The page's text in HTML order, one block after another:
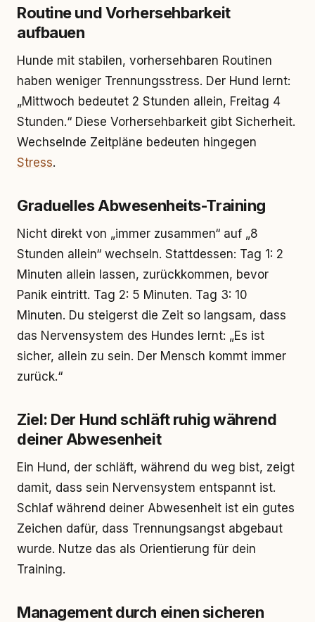
Routine und Vorhersehbarkeit
aufbauen
Hunde mit stabilen, vorhersehbaren Routinen
haben weniger Trennungsstress. Der Hund lernt:
„Mittwoch bedeutet 2 Stunden allein, Freitag 4
Stunden.“ Diese Vorhersehbarkeit gibt Sicherheit.
Wechselnde Zeitpläne bedeuten hingegen
Stress.
Graduelles Abwesenheits-Training
Nicht direkt von „immer zusammen“ auf „8
Stunden allein“ wechseln. Stattdessen: Tag 1: 2
Minuten allein lassen, zurückkommen, bevor
Panik eintritt. Tag 2: 5 Minuten. Tag 3: 10
Minuten. Du steigerst die Zeit so langsam, dass
das Nervensystem des Hundes lernt: „Es ist
sicher, allein zu sein. Der Mensch kommt immer
zurück.“
Ziel: Der Hund schläft ruhig während
deiner Abwesenheit
Ein Hund, der schläft, während du weg bist, zeigt
damit, dass sein Nervensystem entspannt ist.
Schlaf während deiner Abwesenheit ist ein gutes
Zeichen dafür, dass Trennungsangst abgebaut
wurde. Nutze das als Orientierung für dein
Training.
Management durch einen sicheren